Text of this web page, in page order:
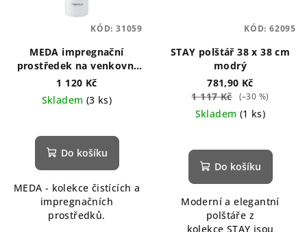
MEDA impregnační
prostředek na venkovní
textil
1 120 Kč
Skladem (3 ks)
Do košíku
MEDA - kolekce čistících a
impregnačních
prostředků.
KÓD: 31059
STAY polštář 38 x 38 cm
modrý
781,90 Kč
1 117 Kč
(–30 %)
Skladem (1 ks)
Do košíku
Moderní a elegantní
polštáře z
kolekce STAY jsou
KÓD: 62095